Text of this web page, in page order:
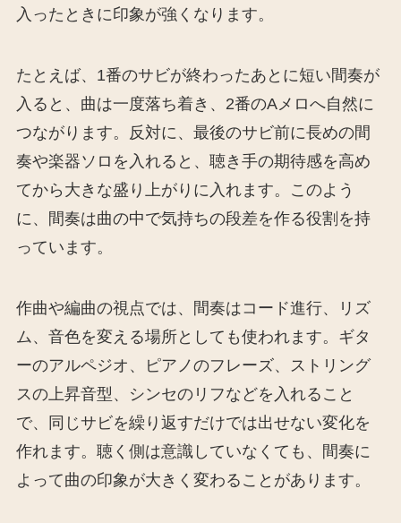
入ったときに印象が強くなります。
たとえば、1番のサビが終わったあとに短い間奏が
入ると、曲は一度落ち着き、2番のAメロへ自然に
つながります。反対に、最後のサビ前に長めの間
奏や楽器ソロを入れると、聴き手の期待感を高め
てから大きな盛り上がりに入れます。このよう
に、間奏は曲の中で気持ちの段差を作る役割を持
っています。
作曲や編曲の視点では、間奏はコード進行、リズ
ム、音色を変える場所としても使われます。ギタ
ーのアルペジオ、ピアノのフレーズ、ストリング
スの上昇音型、シンセのリフなどを入れること
で、同じサビを繰り返すだけでは出せない変化を
作れます。聴く側は意識していなくても、間奏に
よって曲の印象が大きく変わることがあります。